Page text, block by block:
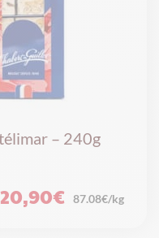
– 240g
20,90€ 87.08€/kg